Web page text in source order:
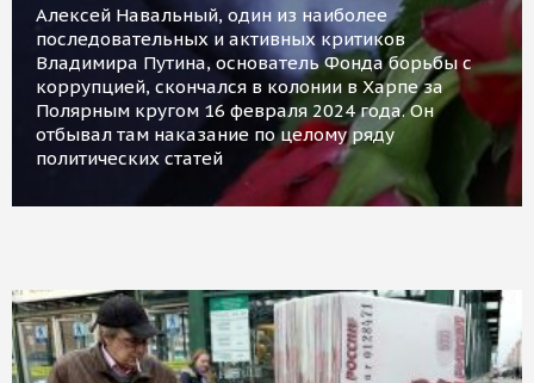
Алексей Навальный, один из наиболее
последовательных и активных критиков
Владимира Путина, основатель Фонда борьбы с
коррупцией, скончался в колонии в Харпе за
Полярным кругом 16 февраля 2024 года. Он
отбывал там наказание по целому ряду
политических статей